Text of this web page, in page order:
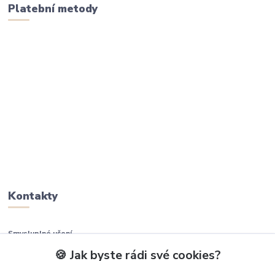
Platební metody
Kontakty
Smysluplné učení
🍪 Jak byste rádi své cookies?